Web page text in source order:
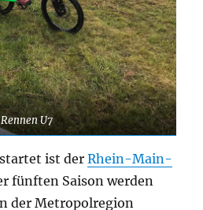
Rennen U7
ist derRhein-Main-
fünften Saison werden
der Metropolregion